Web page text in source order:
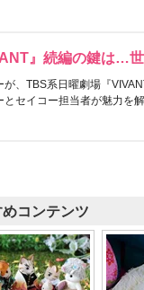
』続編の鍵は…
が、TBS系日曜劇場『
とセイコー担当者が魅力を解
コンテンツ